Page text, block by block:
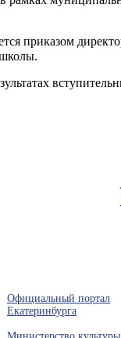
приказом
Официальный портал
Екатеринбурга